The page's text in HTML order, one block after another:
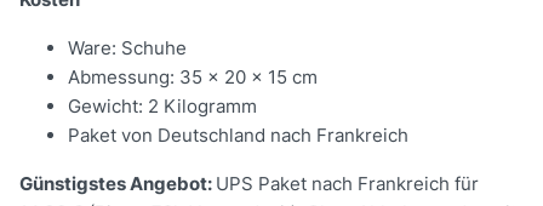
Ware: Schuhe
Abmessung: 35 x 20 x 15 cm
Gewicht: 2 Kilogramm
Paket von Deutschland nach Frankreich
Günstigstes Angebot: UPS Paket nach Frankreich für